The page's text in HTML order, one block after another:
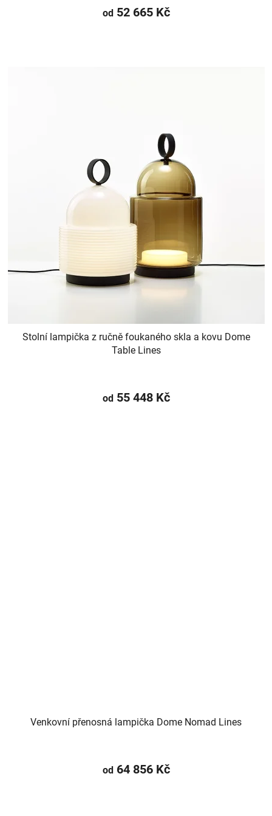
od52 665 Kč
Stolní lampička z ručně foukaného skla a kovu Dome
Table Lines
od55 448 Kč
Venkovní přenosná lampička Dome Nomad Lines
od64 856 Kč